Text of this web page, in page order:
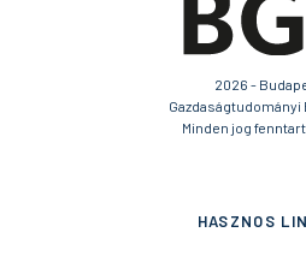
2026 -
Gazdaságtudományi
Minden jog
HASZNOS